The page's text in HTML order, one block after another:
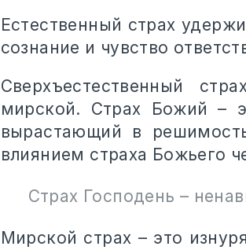
Естественный страх
сознание и чувство
Сверхъестественный
мирской. Страх Божий –
вырастающий в
влиянием страха Божьего
Страх Господень –
Мирской страх – это